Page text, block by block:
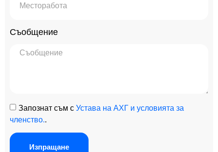
Съобщение
Запознат съм с Устава на АХГ и условията за
членство..
Изпращане